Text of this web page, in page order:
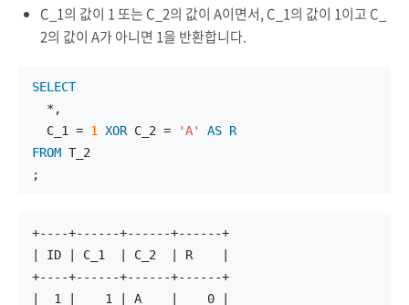
C_1의 값이 1 또는 C_2의 값이 A이면서, C_1의 값이 1이고 C_
2의 값이 A가 아니면 1을 반환합니다.
SELECT
  *,
  C_1 =
1 XOR C_2 = 'A' AS R
FROM T_2
;
+----+------+------+------+
| ID | C_1  | C_2  | R    |
+----+------+------+------+
|  1 |    1 | A    |    0 |